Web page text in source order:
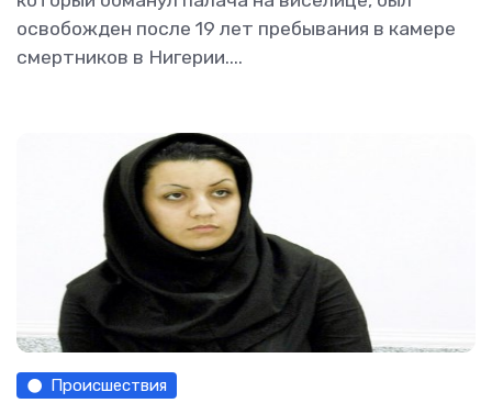
освобожден после 19 лет пребывания в камере
смертников в Нигерии....
Происшествия